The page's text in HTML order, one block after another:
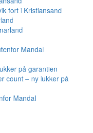
fort i Kristiansand
Mandal
på garantien
count – ny lukker på
Mandal